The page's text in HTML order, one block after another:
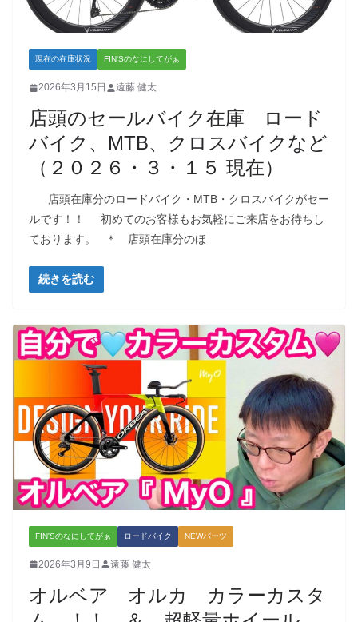
現在の在庫状況 FIN'Sのなにしてがぁ
2026年3月15日 遠藤 健太
店頭のセールバイク在庫 ロード
バイク、MTB、クロスバイクなど
（２０２６・３・１５ 現在）
店頭在庫分のロードバイク・MTB・クロスバイクがセー
ルです！！ 初めてのお客様もお気軽にご来店をお待ちし
ております。 ＊ 店頭在庫分のほ
続きを読む
FIN'Sのなにしてがぁ ロードバイク NEWパーツ
2026年3月9日 遠藤 健太
オルベア オルカ カラーカスタ